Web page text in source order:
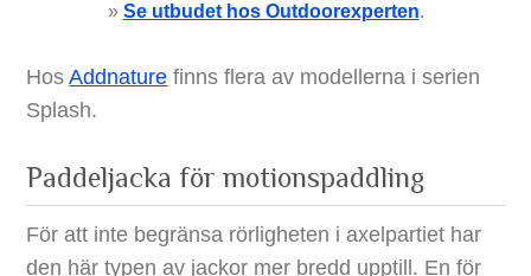
» Se utbudet hos Outdoorexperten.
HosAddnature finns flera av modellerna i serien
Splash.
Paddeljacka för motionspaddling
För att inte begränsa rörligheten i axelpartiet har
den här typen av jackor mer bredd upptill. En för